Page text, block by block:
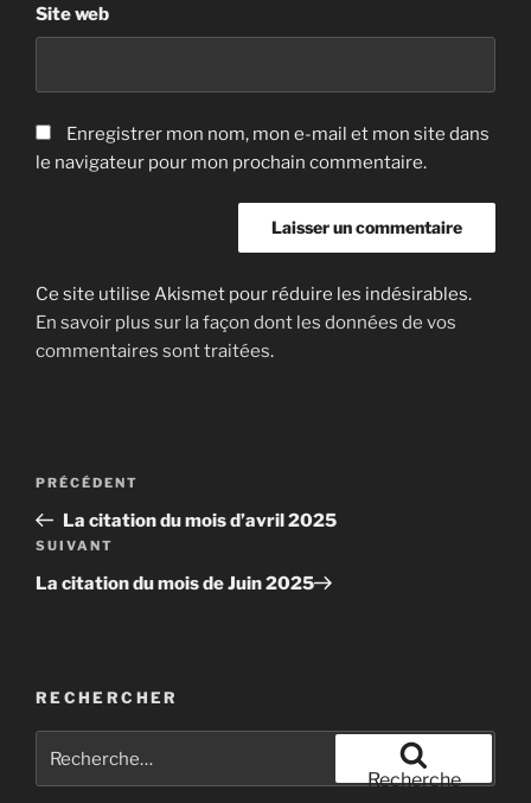
Site web
Enregistrer mon nom, mon e-mail et mon site dans
le navigateur pour mon prochain commentaire.
Ce site utilise Akismet pour réduire les indésirables.
En savoir plus sur la façon dont les données de vos
commentaires sont traitées.
Navigation
l’article
Article
précédent
PRÉCÉDENT
La citation du mois d’avril 2025
Article
suivant
SUIVANT
La citation du mois de Juin 2025
RECHERCHER
pour
Recherche